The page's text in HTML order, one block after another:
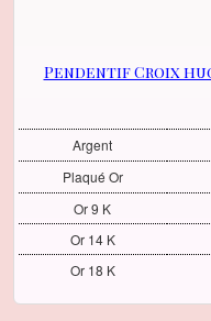
Pendentif Croix
Argent
Plaqué Or
Or 9 K
Or 14 K
Or 18 K